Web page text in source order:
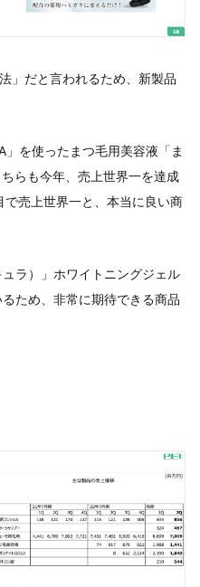
」だと言われるため、新製品
を使ったまつ毛用美容液「ま
らも今年、売上世界一を達成
売上世界一と、本当に良い商
ラ）」ホワイトニングジェル
ため、非常に期待できる商品